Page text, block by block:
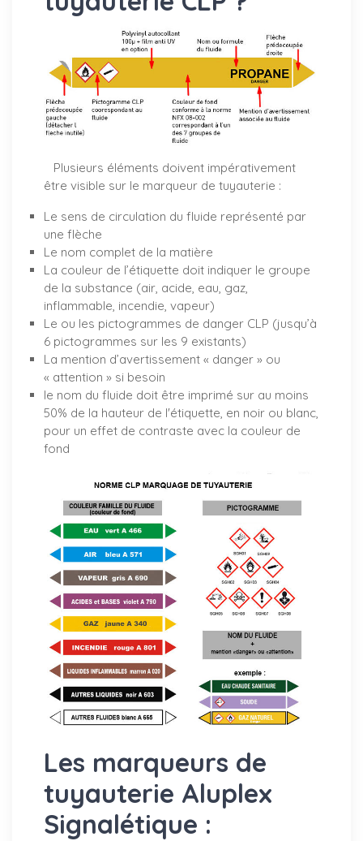
Plusieurs éléments doivent impérativement
être visible sur le marqueur de tuyauterie :
Le sens de circulation du fluide représenté par
une flèche
Le nom complet de la matière
La couleur de l’étiquette doit indiquer le groupe
de la substance (air, acide, eau, gaz,
inflammable, incendie, vapeur)
Le ou les pictogrammes de danger CLP (jusqu’à
6 pictogrammes sur les 9 existants)
La mention d’avertissement « danger » ou
« attention » si besoin
le nom du fluide doit être imprimé sur au moins
50% de la hauteur de l'étiquette, en noir ou blanc,
pour un effet de contraste avec la couleur de
fond
Les marqueurs de
tuyauterie Aluplex
Signalétique :